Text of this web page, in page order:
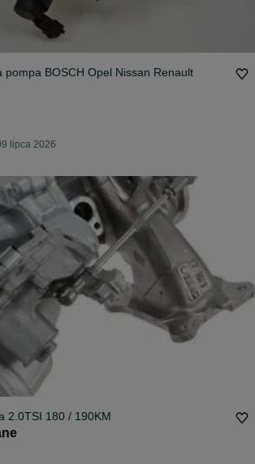
pompa BOSCH Opel Nissan Renault
lipca 2026
2.0TSI 180 / 190KM